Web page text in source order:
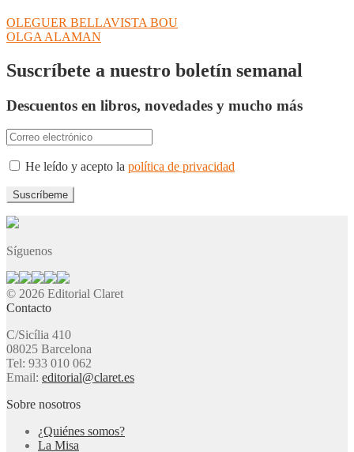
Navegación
de
entradas
Anterior:
OLEGUER BELLAVISTA BOU
Siguiente:
OLGA ALAMAN
Suscríbete a nuestro boletín semanal
Descuentos en libros, novedades y mucho más
He leído y acepto la política de privacidad
Síguenos
© 2026 Editorial Claret
Contacto
C/Sicília 410
08025 Barcelona
Tel: 933 010 062
Email: editorial@claret.es
Sobre nosotros
¿Quiénes somos?
La Misa